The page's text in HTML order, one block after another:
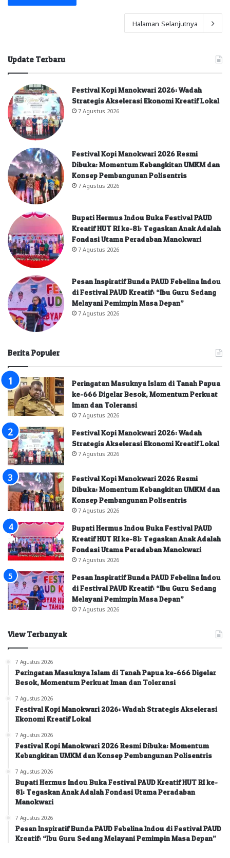
Halaman Selanjutnya
Update Terbaru
Festival Kopi Manokwari 2026: Wadah
Strategis Akselerasi Ekonomi Kreatif Lokal
7 Agustus 2026
Festival Kopi Manokwari 2026 Resmi
Dibuka: Momentum Kebangkitan UMKM dan
Konsep Pembangunan Polisentris
7 Agustus 2026
Bupati Hermus Indou Buka Festival PAUD
Kreatif HUT RI ke-81: Tegaskan Anak Adalah
Fondasi Utama Peradaban Manokwari
7 Agustus 2026
Pesan Inspiratif Bunda PAUD Febelina Indou
di Festival PAUD Kreatif: “Ibu Guru Sedang
Melayani Pemimpin Masa Depan”
7 Agustus 2026
Berita Populer
Peringatan Masuknya Islam di Tanah Papua
ke-666 Digelar Besok, Momentum Perkuat
Iman dan Toleransi
7 Agustus 2026
Festival Kopi Manokwari 2026: Wadah
Strategis Akselerasi Ekonomi Kreatif Lokal
7 Agustus 2026
Festival Kopi Manokwari 2026 Resmi
Dibuka: Momentum Kebangkitan UMKM dan
Konsep Pembangunan Polisentris
7 Agustus 2026
Bupati Hermus Indou Buka Festival PAUD
Kreatif HUT RI ke-81: Tegaskan Anak Adalah
Fondasi Utama Peradaban Manokwari
7 Agustus 2026
Pesan Inspiratif Bunda PAUD Febelina Indou
di Festival PAUD Kreatif: “Ibu Guru Sedang
Melayani Pemimpin Masa Depan”
7 Agustus 2026
View Terbanyak
7 Agustus 2026
Peringatan Masuknya Islam di Tanah Papua ke-666 Digelar
Besok, Momentum Perkuat Iman dan Toleransi
7 Agustus 2026
Festival Kopi Manokwari 2026: Wadah Strategis Akselerasi
Ekonomi Kreatif Lokal
7 Agustus 2026
Festival Kopi Manokwari 2026 Resmi Dibuka: Momentum
Kebangkitan UMKM dan Konsep Pembangunan Polisentris
7 Agustus 2026
Bupati Hermus Indou Buka Festival PAUD Kreatif HUT RI ke-
81: Tegaskan Anak Adalah Fondasi Utama Peradaban
Manokwari
7 Agustus 2026
Pesan Inspiratif Bunda PAUD Febelina Indou di Festival PAUD
Kreatif: “Ibu Guru Sedang Melayani Pemimpin Masa Depan”